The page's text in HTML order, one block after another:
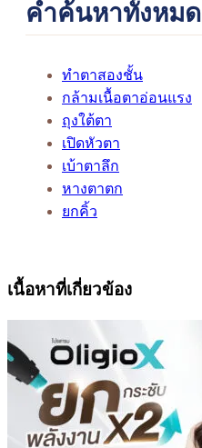
คำค้นหาทั้งหมด
ทำตาสองชั้น
กล้ามเนื้อตาอ่อนแรง
ถุงใต้ตา
เปิดหัวตา
เบ้าตาลึก
หางตาตก
ยกคิ้ว
เนื้อหาที่เกี่ยวข้อง